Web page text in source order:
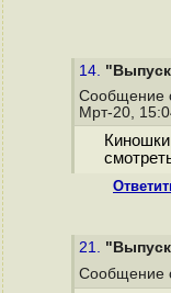
14. "Выпуск
Сообщение
Мрт-20,
21. "Выпуск
Сообщение